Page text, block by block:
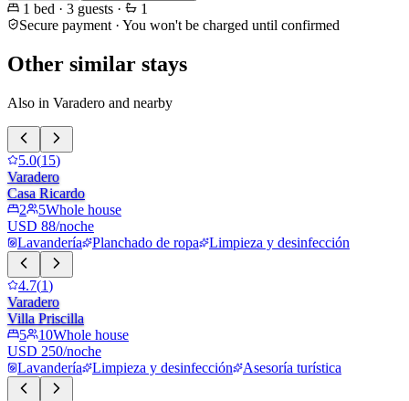
1 bed · 3 guests ·
1
Secure payment · You won't be charged until confirmed
Other similar stays
Also in Varadero and nearby
5.0(15)
Varadero
Casa Ricardo
2
5Whole house
USD 88/noche
Lavandería
Planchado de ropa Limpieza y desinfección
4.7(1)
Varadero
Villa Priscilla
5
10Whole house
USD 250/noche
Lavandería
Limpieza y desinfección Asesoría turística